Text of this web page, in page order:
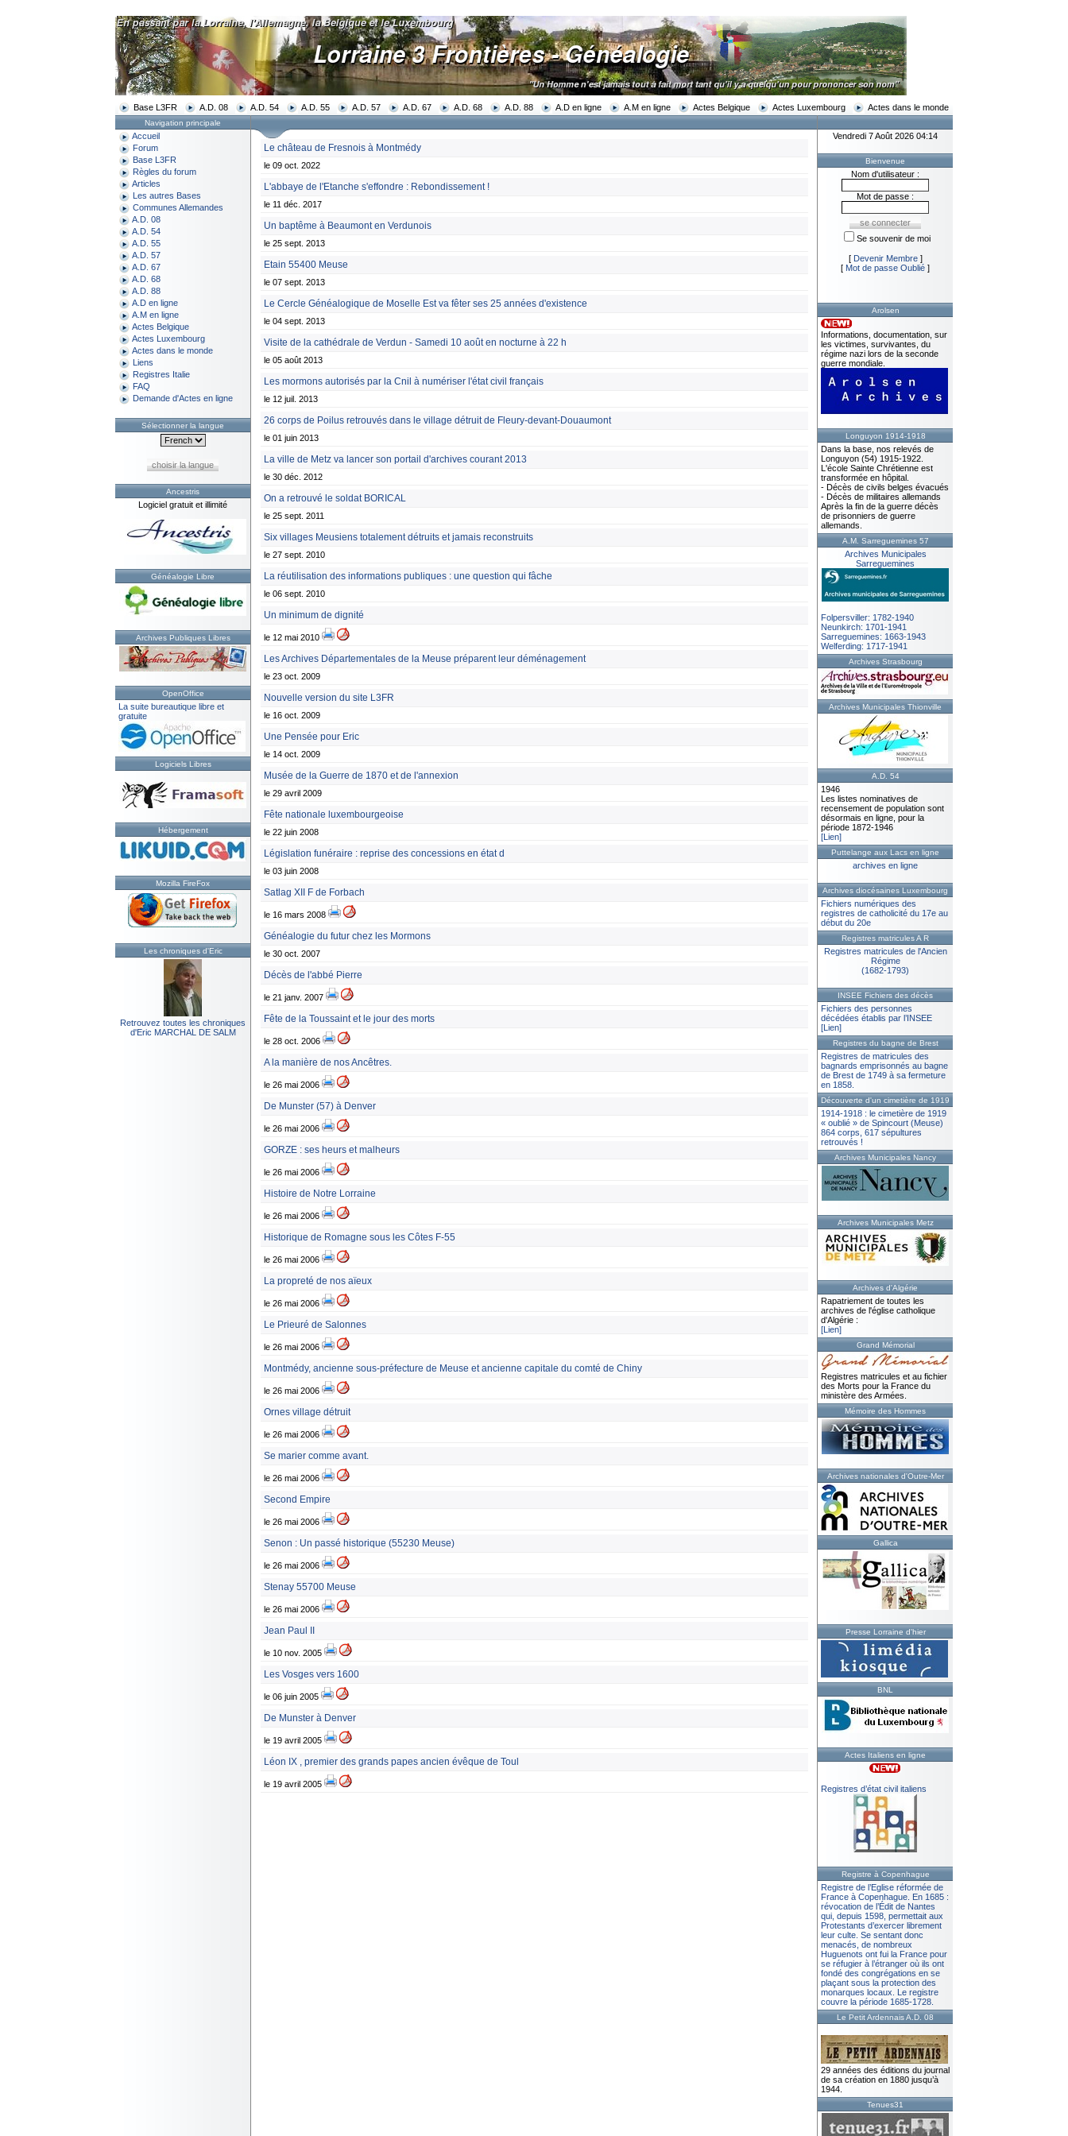
Base L3FR A.D. 08 A.D. 54 A.D. 55 A.D. 57 A.D. 67 A.D. 68 A.D. 88 A.D en ligne A.M en ligne Actes Belgique Actes Luxembourg Actes dans le monde
Navigation principale
Accueil
Forum
Base L3FR
Règles du forum
Articles
Les autres Bases
Communes Allemandes
A.D. 08
A.D. 54
A.D. 55
A.D. 57
A.D. 67
A.D. 68
A.D. 88
A.D en ligne
A.M en ligne
Actes Belgique
Actes Luxembourg
Actes dans le monde
Liens
Registres Italie
FAQ
Demande d'Actes en ligne
Sélectionner la langue
choisir la langue
Ancestris
Logiciel gratuit et illimité
Généalogie Libre
Archives Publiques Libres
OpenOffice
La suite bureautique libre et
gratuite
Logiciels Libres
Hébergement
Mozilla FireFox
Les chroniques d'Eric
Retrouvez toutes les chroniques
d'Eric MARCHAL DE SALM
Le château de Fresnois à Montmédy
le 09 oct. 2022
L'abbaye de l'Etanche s'effondre : Rebondissement !
le 11 déc. 2017
Un baptême à Beaumont en Verdunois
le 25 sept. 2013
Etain 55400 Meuse
le 07 sept. 2013
Le Cercle Généalogique de Moselle Est va fêter ses 25 années d'existence
le 04 sept. 2013
Visite de la cathédrale de Verdun - Samedi 10 août en nocturne à 22 h
le 05 août 2013
Les mormons autorisés par la Cnil à numériser l'état civil français
le 12 juil. 2013
26 corps de Poilus retrouvés dans le village détruit de Fleury-devant-Douaumont
le 01 juin 2013
La ville de Metz va lancer son portail d'archives courant 2013
le 30 déc. 2012
On a retrouvé le soldat BORICAL
le 25 sept. 2011
Six villages Meusiens totalement détruits et jamais reconstruits
le 27 sept. 2010
La réutilisation des informations publiques : une question qui fâche
le 06 sept. 2010
Un minimum de dignité
le 12 mai 2010
Les Archives Départementales de la Meuse préparent leur déménagement
le 23 oct. 2009
Nouvelle version du site L3FR
le 16 oct. 2009
Une Pensée pour Eric
le 14 oct. 2009
Musée de la Guerre de 1870 et de l'annexion
le 29 avril 2009
Fête nationale luxembourgeoise
le 22 juin 2008
Législation funéraire : reprise des concessions en état d
le 03 juin 2008
Satlag XII F de Forbach
le 16 mars 2008
Généalogie du futur chez les Mormons
le 30 oct. 2007
Décès de l'abbé Pierre
le 21 janv. 2007
Fête de la Toussaint et le jour des morts
le 28 oct. 2006
A la manière de nos Ancêtres.
le 26 mai 2006
De Munster (57) à Denver
le 26 mai 2006
GORZE : ses heurs et malheurs
le 26 mai 2006
Histoire de Notre Lorraine
le 26 mai 2006
Historique de Romagne sous les Côtes F-55
le 26 mai 2006
La propreté de nos aïeux
le 26 mai 2006
Le Prieuré de Salonnes
le 26 mai 2006
Montmédy, ancienne sous-préfecture de Meuse et ancienne capitale du comté de Chiny
le 26 mai 2006
Ornes village détruit
le 26 mai 2006
Se marier comme avant.
le 26 mai 2006
Second Empire
le 26 mai 2006
Senon : Un passé historique (55230 Meuse)
le 26 mai 2006
Stenay 55700 Meuse
le 26 mai 2006
Jean Paul II
le 10 nov. 2005
Les Vosges vers 1600
le 06 juin 2005
De Munster à Denver
le 19 avril 2005
Léon IX , premier des grands papes ancien évêque de Toul
le 19 avril 2005
Vendredi 7 Août 2026 04:14
Bienvenue
Nom d'utilisateur :
Mot de passe :
Se souvenir de moi
[ Devenir Membre]
[ Mot de passe Oublié ]
Arolsen
Informations, documentation, sur
les victimes, survivantes, du
régime nazi lors de la seconde
guerre mondiale.
Longuyon 1914-1918
Dans la base, nos relevés de
Longuyon (54) 1915-1922.
L'école Sainte Chrétienne est
transformée en hôpital.
- Décès de civils belges évacués
- Décès de militaires allemands
Après la fin de la guerre décès
de prisonniers de guerre
allemands.
A.M. Sarreguemines 57
Archives Municipales
Sarreguemines
Folpersviller: 1782-1940
Neunkirch: 1701-1941
Sarreguemines: 1663-1943
Welferding: 1717-1941
Archives Strasbourg
Archives Municipales Thionville
A.D. 54
1946
Les listes nominatives de
recensement de population sont
désormais en ligne, pour la
période 1872-1946
[Lien]
Puttelange aux Lacs en ligne
archives en ligne
Archives diocésaines Luxembourg
Fichiers numériques des
registres de catholicité du 17e au
début du 20e
Registres matricules A R
Registres matricules de l'Ancien
Régime
(1682-1793)
INSEE Fichiers des décès
Fichiers des personnes
décédées établis par l’INSEE
[Lien]
Registres du bagne de Brest
Registres de matricules des
bagnards emprisonnés au bagne
de Brest de 1749 à sa fermeture
en 1858.
Découverte d'un cimetière de 1919
1914-1918 : le cimetière de 1919
« oublié » de Spincourt (Meuse)
864 corps, 617 sépultures
retrouvés !
Archives Municipales Nancy
Archives Municipales Metz
Archives d'Algérie
Rapatriement de toutes les
archives de l'église catholique
d'Algérie :
[Lien]
Grand Mémorial
Registres matricules et au fichier
des Morts pour la France du
ministère des Armées.
Mémoire des Hommes
Archives nationales d'Outre-Mer
Gallica
Presse Lorraine d'hier
BNL
Actes Italiens en ligne
Registres d’état civil italiens
Registre à Copenhague
Registre de l’Eglise réformée de
France à Copenhague. En 1685 :
révocation de l’Édit de Nantes
qui, depuis 1598, permettait aux
Protestants d’exercer librement
leur culte. Se sentant donc
menacés, de nombreux
Huguenots ont fui la France pour
se réfugier à l’étranger où ils ont
fondé des congrégations en se
plaçant sous la protection des
monarques locaux. Le registre
couvre la période 1685-1728.
Le Petit Ardennais A.D. 08
29 années des éditions du journal
de sa création en 1880 jusqu’à
1944.
Tenues31